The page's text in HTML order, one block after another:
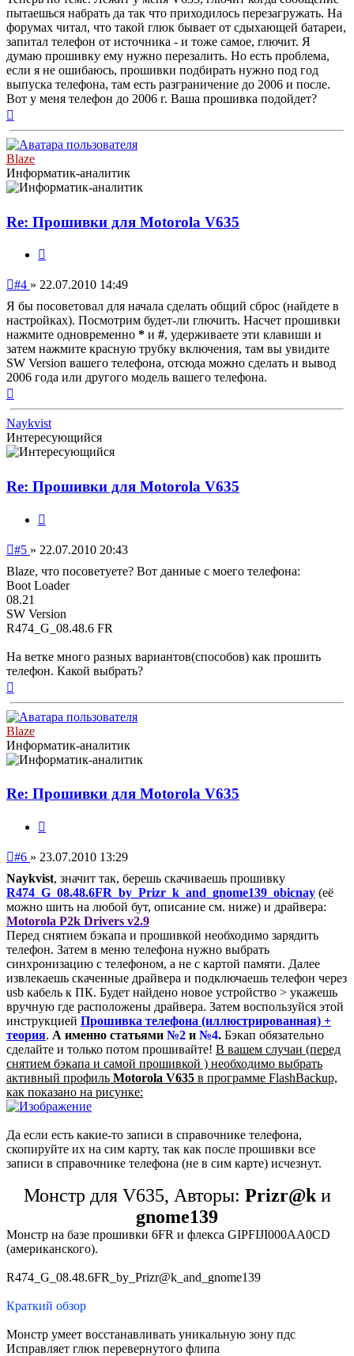
пытаешься набрать да так что приходилось перезагружать. На
форумах читал, что такой глюк бывает от сдыхающей батареи,
запитал телефон от источника - и тоже самое, глючит. Я
думаю прошивку ему нужно перезалить. Но есть проблема,
если я не ошибаюсь, прошивки подбирать нужно под год
выпуска телефона, там есть разграничение до 2006 и после.
Вот у меня телефон до 2006 г. Ваша прошивка подойдет?
началу
Blaze
Информатик-аналитик
Re: Прошивки для Motorola V635
Непрочитанное
#4 » 22.07.2010 14:49
Я бы посоветовал для начала сделать общий сброс (найдете в
настройках). Посмотрим будет-ли глючить. Насчет прошивки
нажмите одновременно * и #, удерживаете эти клавиши и
затем нажмите красную трубку включения, там вы увидите
SW Version вашего телефона, отсюда можно сделать и вывод
2006 года или другого модель вашего телефона.
началу
Naykvist
Интересующийся
Re: Прошивки для Motorola V635
Непрочитанное
#5 » 22.07.2010 20:43
Blaze, что посоветуете? Вот данные с моего телефона:
Boot Loader
08.21
SW Version
R474_G_08.48.6 FR
На ветке много разных вариантов(способов) как прошить
телефон. Какой выбрать?
началу
Blaze
Информатик-аналитик
Re: Прошивки для Motorola V635
Непрочитанное
#6 » 23.07.2010 13:29
Naykvist, значит так, берешь скачиваешь прошивку
R474_G_08.48.6FR_by_Prizr_k_and_gnome139_obicnay (её
можно шить на любой бут, описание см. ниже) и драйвера:
Motorola P2k Drivers v2.9
Перед снятием бэкапа и прошивкой необходимо зарядить
телефон. Затем в меню телефона нужно выбрать
синхронизацию с телефоном, а не с картой памяти. Далее
извлекаешь скаченные драйвера и подключаешь телефон через
usb кабель к ПК. Будет найдено новое устройство > укажешь
вручную где расположены драйвера. Затем воспользуйся этой
инструкцией Прошивка телефона (иллюстрированная) +
теория. А именно статьями №2 и №4. Бэкап обязательно
сделайте и только потом прошивайте! В вашем случаи (перед
снятием бэкапа и самой прошивкой ) необходимо выбрать
активный профиль Motorola V635 в программе FlashBackup,
как показано на рисунке:
Да если есть какие-то записи в справочнике телефона,
скопируйте их на сим карту, так как после прошивки все
записи в справочнике телефона (не в сим карте) исчезнут.
Монстр для V635, Авторы: Prizr@kи
gnome139
Монстр на базе прошивки 6FR и флекса GIPFIJI000AA0CD
(американского).
R474_G_08.48.6FR_by_Prizr@k_and_gnome139
Краткий обзор
Монстр умеет восстанавливать уникальную зону пдс
Исправляет глюк перевернутого флипа